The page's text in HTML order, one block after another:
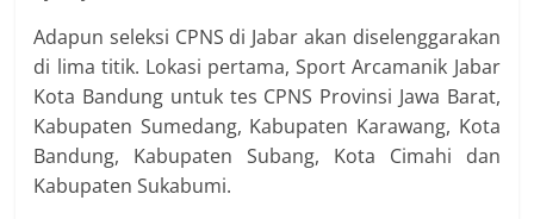
Adapun seleksi CPNS di Jabar akan diselenggarakan
di lima titik. Lokasi pertama, Sport Arcamanik Jabar
Kota Bandung untuk tes CPNS Provinsi Jawa Barat,
Kabupaten Sumedang, Kabupaten Karawang, Kota
Bandung, Kabupaten Subang, Kota Cimahi dan
Kabupaten Sukabumi.